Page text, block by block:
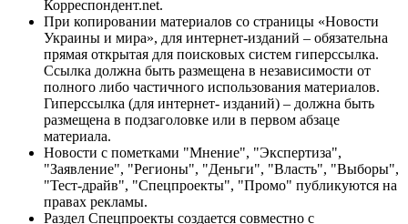
Корреспондент.net.
При копировании материалов со страницы «Новости
Украины и мира», для интернет-изданий – обязательна
прямая открытая для поисковых систем гиперссылка.
Ссылка должна быть размещена в независимости от
полного либо частичного использования материалов.
Гиперссылка (для интернет- изданий) – должна быть
размещена в подзаголовке или в первом абзаце
материала.
Новости с пометками "Мнение", "Экспертиза",
"Заявление", "Регионы", "Деньги", "Власть", "Выборы",
"Тест-драйв", "Спецпроекты", "Промо" публикуются на
правах рекламы.
Раздел Спецпроекты создается совместно с